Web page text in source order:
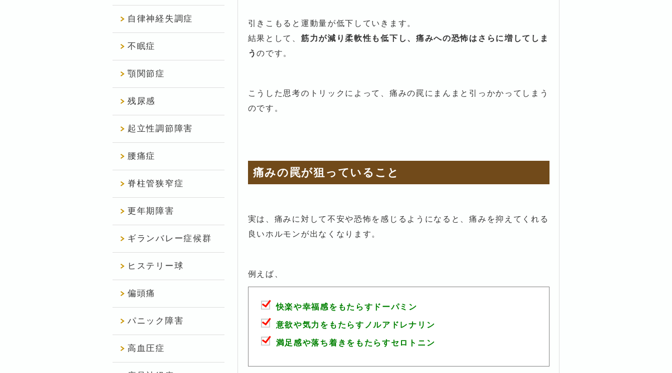
引きこもると運動量が低下していきます。
結果として、 筋力が減り柔軟性も低下し、痛みへの恐怖はさらに増してしま
うのです。
こうした思考のトリックによって、痛みの罠にまんまと引っかかってしまう
のです。
痛みの罠が狙っていること
実は、痛みに対して不安や恐怖を感じるようになると、痛みを抑えてくれる
良いホルモンが出なくなります。
例えば、
快楽や幸福感をもたらすドーパミン
意欲や気力をもたらすノルアドレナリン
満足感や落ち着きをもたらすセロトニン
自律神経失調症
不眠症
顎関節症
残尿感
起立性調節障害
腰痛症
脊柱管狭窄症
更年期障害
ギランバレー症候群
ヒステリー球
偏頭痛
パニック障害
高血圧症